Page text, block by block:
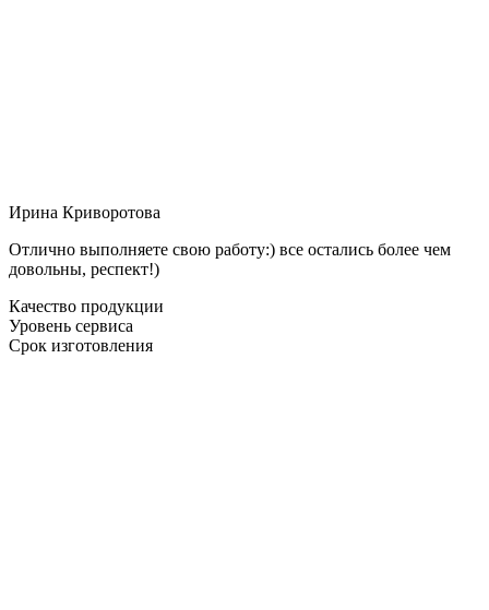
Ирина Криворотова
Отлично выполняете свою работу:) все остались более чем
довольны, респект!)
Качество продукции
Уровень сервиса
Срок изготовления